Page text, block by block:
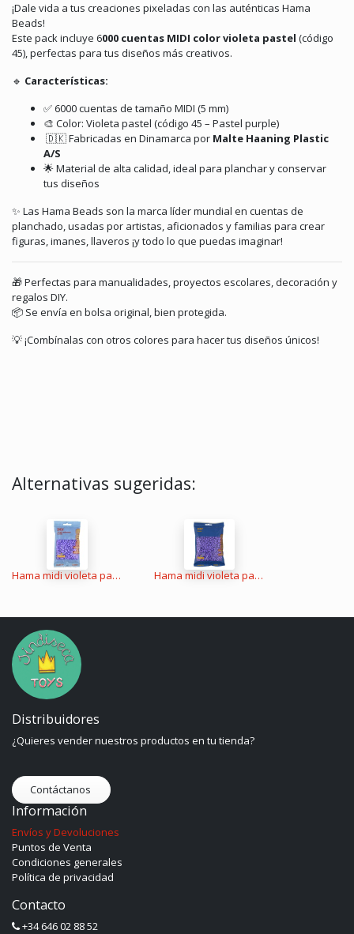
¡Dale vida a tus creaciones pixeladas con las auténticas Hama
Beads!
Este pack incluye 6000 cuentas MIDI color violeta pastel (código
45), perfectas para tus diseños más creativos.
🔹 Características:
✅ 6000 cuentas de tamaño MIDI (5 mm)
🎨 Color: Violeta pastel (código 45 – Pastel purple)
🇩🇰 Fabricadas en Dinamarca por Malte Haaning Plastic
A/S
🌟 Material de alta calidad, ideal para planchar y conservar
tus diseños
✨ Las Hama Beads son la marca líder mundial en cuentas de
planchado, usadas por artistas, aficionados y familias para crear
figuras, imanes, llaveros ¡y todo lo que puedas imaginar!
🎁 Perfectas para manualidades, proyectos escolares, decoración y
regalos DIY.
📦 Se envía en bolsa original, bien protegida.
💡 ¡Combínalas con otros colores para hacer tus diseños únicos!
Alternativas sugeridas:
Hama midi violeta pastel 1000 piezas Hama midi violeta pastel 3000 piezas
Distribuidores
¿Quieres vender nuestros productos en tu tienda?
Contáctanos
Información
Envíos y Devoluciones
Puntos de Venta
Condiciones generales
Política de privacidad
Contacto
+34 646 02 88 52